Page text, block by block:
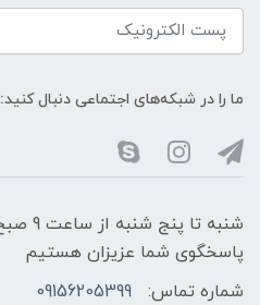
ما را در شبکه‌های اجتماعی دنبال کنید:
پاسخگوی شما عزیزان هستیم
شماره تماس:
09156205399